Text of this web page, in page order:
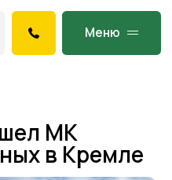
МК
в Кремле